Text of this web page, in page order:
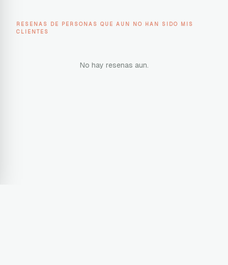
RESENAS DE PERSONAS QUE AUN NO HAN SIDO MIS
CLIENTES
No hay resenas aun.